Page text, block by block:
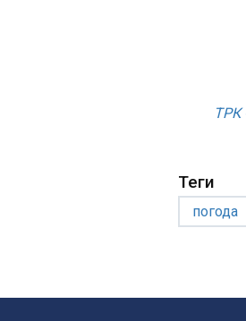
ТРК
Теги
погода